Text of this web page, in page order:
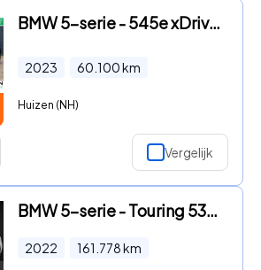
BMW 5-serie - 545e xDrive M-SPORT LASER HARMAN KARDON CARPLAY CAMERA
2023 60.100km
Huizen (NH)
Vergelijk
BMW 5-serie - Touring 530e Business Edition Plus Trekhaak/ Nappa Lederen i
2022 161.778km